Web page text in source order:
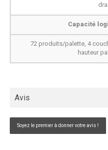
Capacité
72 produits/palette, 4
hauteur
Avis
Soyez le premier à donner votre avis !